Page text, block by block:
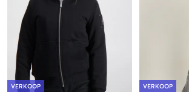
VERKOOP VERKOOP